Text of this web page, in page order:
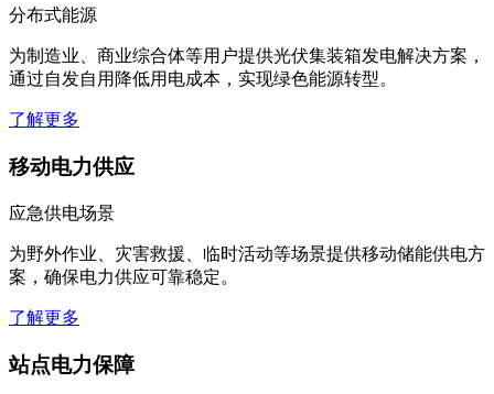
分布式能源
为制造业、商业综合体等用户提供光伏集装箱发电解决方案，
通过自发自用降低用电成本，实现绿色能源转型。
了解更多
移动电力供应
应急供电场景
为野外作业、灾害救援、临时活动等场景提供移动储能供电方
案，确保电力供应可靠稳定。
了解更多
站点电力保障